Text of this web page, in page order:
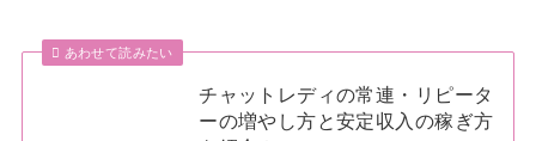
あわせて読みたい
チャットレディの常連・リピータ
ーの増やし方と安定収入の稼ぎ方